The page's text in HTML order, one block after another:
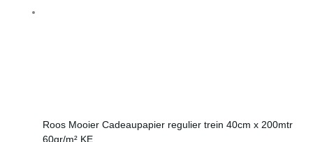
Roos Mooier Cadeaupapier regulier trein 40cm x 200mtr
60gr/m² KE